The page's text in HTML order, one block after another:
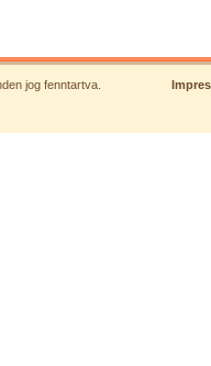
jog fenntartva.